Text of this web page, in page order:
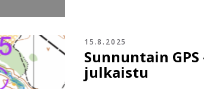
15.8.2025
Sunnuntain
julkaistu